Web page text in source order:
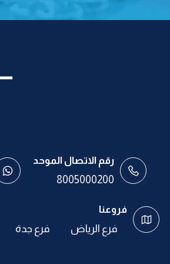
رقم الاتصال الموحد
8005000200
فروعنا
فرع الرياض فرع جدة